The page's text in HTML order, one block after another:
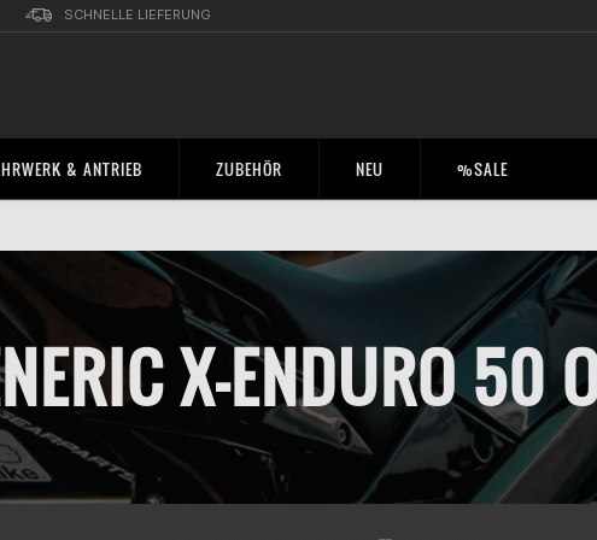
SCHNELLE LIEFERUNG
& ANTRIEB ZUBEHÖR NEU %SALE
X-ENDURO 50